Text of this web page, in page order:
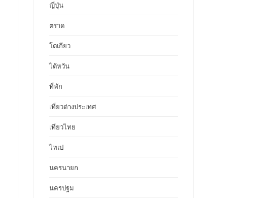
ญี่ปุ่น
ตราด
โตเกียว
ไต้หวัน
ที่พัก
เที่ยวต่างประเทศ
เที่ยวไทย
ไทเป
นครนายก
นครปฐม